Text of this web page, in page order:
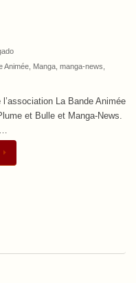
Animée, Manga, manga-news
La Bande Animée
et Bulle et Manga-News.